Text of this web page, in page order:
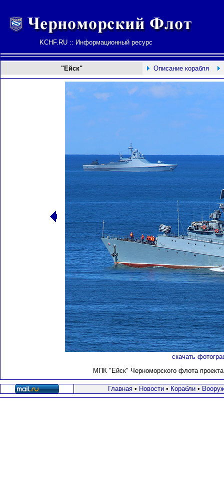
KCHF.RU :: Информационный ресурс
"Ейск" Описание корабля
скачать
МПК "Ейск" Черноморского флота
Главная• Новости• Корабли•